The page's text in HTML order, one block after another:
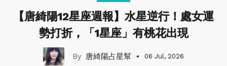
【唐綺陽12星座週報】水星逆行！處女運
勢打折，「1星座」有桃花出現
唐綺陽占星幫 06 Jul, 2026